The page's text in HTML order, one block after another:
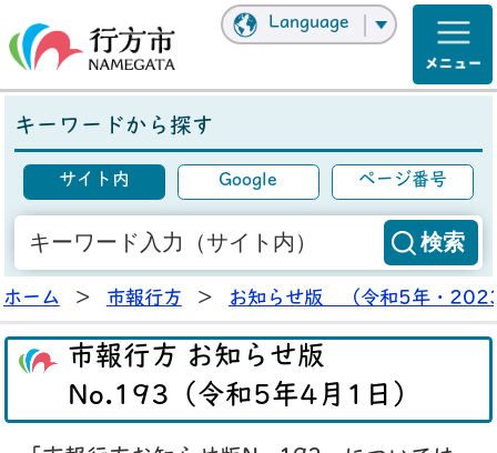
Language
キーワードから探す
サイト内 Google ページ番号
ホーム > 市報行方 > お知らせ版 （令和5年・
市報行方 お知らせ版
No.193（令和5年4月1日）